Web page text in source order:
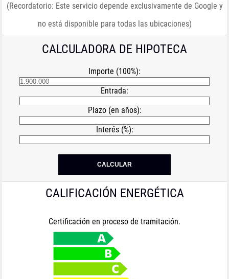
(Recordatorio: Este servicio depende exclusivamente de Google y
no está disponible para todas las ubicaciones)
CALCULADORA DE HIPOTECA
Importe (100%):
Entrada:
Plazo (en años):
Interés (%):
CALIFICACIÓN ENERGÉTICA
Certificación en proceso de tramitación.